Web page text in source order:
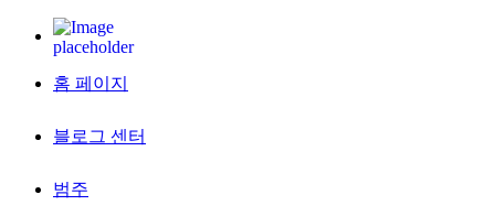
홈 페이지
블로그 센터
범주